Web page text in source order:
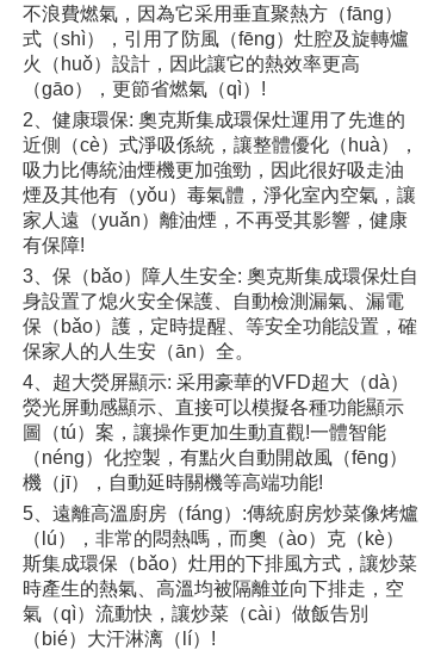
不浪費燃氣，因為它采用垂直聚熱方（fāng）
式（shì），引用了防風（fēng）灶腔及旋轉爐
火（huǒ）設計，因此讓它的熱效率更高
（gāo），更節省燃氣（qì）!
2、健康環保: 奧克斯集成環保灶運用了先進的
近側（cè）式淨吸係統，讓整體優化（huà），
吸力比傳統油煙機更加強勁，因此很好吸走油
煙及其他有（yǒu）毒氣體，淨化室內空氣，讓
家人遠（yuǎn）離油煙，不再受其影響，健康
有保障!
3、保（bǎo）障人生安全: 奧克斯集成環保灶自
身設置了熄火安全保護、自動檢測漏氣、漏電
保（bǎo）護，定時提醒、等安全功能設置，確
保家人的人生安（ān）全。
4、超大熒屏顯示: 采用豪華的VFD超大（dà）
熒光屏動感顯示、直接可以模擬各種功能顯示
圖（tú）案，讓操作更加生動直觀!一體智能
（néng）化控製，有點火自動開啟風（fēng）
機（jī），自動延時關機等高端功能!
5、遠離高溫廚房（fáng）:傳統廚房炒菜像烤爐
（lú），非常的悶熱嗎，而奧（ào）克（kè）
斯集成環保（bǎo）灶用的下排風方式，讓炒菜
時產生的熱氣、高溫均被隔離並向下排走，空
氣（qì）流動快，讓炒菜（cài）做飯告別
（bié）大汗淋漓（lí）!